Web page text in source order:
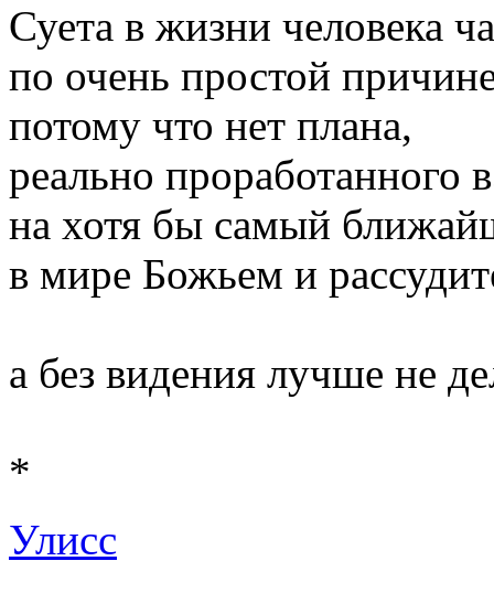
Суета в жизни человека
по очень простой
потому что нет плана,
реально проработанного в
на хотя бы самый
в мире Божьем и
а без видения лучше не
*
Улисс